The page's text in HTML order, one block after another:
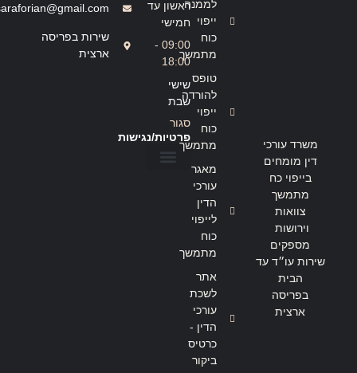
משרד עורכי
דין מומחים
בייפוי כח
מתמשך
צוואות
וירושות
מספקים
שירות עו״ד עד
הבית
בפריסה
ארצית
לממנה
ייפוי
כוח
מתמשך
טופס
להורדה
ייפוי
כוח
מתמשך
מאגר
עורכי
הדין
לייפוי
כוח
מתמשך
אתר
לשכת
עורכי
הדין -
כרטיס
ביקור
ראשון עד
חמישי
09:00 -
18:00
שישי
שבת
סגור
פרטיות/נגישות
שירות בפריסה
ארצית